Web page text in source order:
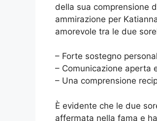
della sua comprensione
ammirazione per
amorevole tra le due
– Forte sostegno
– Comunicazione aperta
– Una comprensione
È evidente che le due
affermata nella fama e